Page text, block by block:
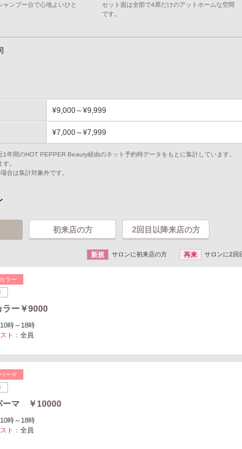
ャンプー台で心地よいひと
セット面は全部で4席だけのアットホームな空間
です。
¥9,000～¥9,999
¥7,000～¥7,999
年間のHOT PEPPER Beauty経由のネット予約時データをもとに集計しています。
。
合は集計対象外です。
初来店の方 2回目以降来店の方
新規 サロンに初来店の方 再来 サロンに2回
カラー
ラー￥9000
10時～18時
ト： 全員
パーマ
ーマ ￥10000
10時～18時
ト： 全員